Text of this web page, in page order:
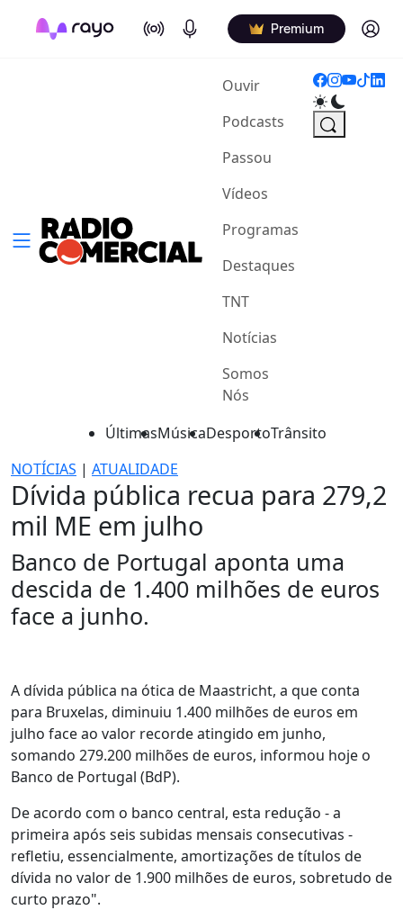
On Air Podcasts Premium Log in
Ouvir(current)
Podcasts
Passou
Vídeos
Programas
Destaques
TNT
Notícias
Somos
Nós
ÚltimasMúsicaDesportoTrânsito
NOTÍCIAS | ATUALIDADE
Dívida pública recua para 279,2
mil ME em julho
Banco de Portugal aponta uma
descida de 1.400 milhões de euros
face a junho.
A dívida pública na ótica de Maastricht, a que conta
para Bruxelas, diminuiu 1.400 milhões de euros em
julho face ao valor recorde atingido em junho,
somando 279.200 milhões de euros, informou hoje o
Banco de Portugal (BdP).
De acordo com o banco central, esta redução - a
primeira após seis subidas mensais consecutivas -
refletiu, essencialmente, amortizações de títulos de
dívida no valor de 1.900 milhões de euros, sobretudo de
curto prazo".